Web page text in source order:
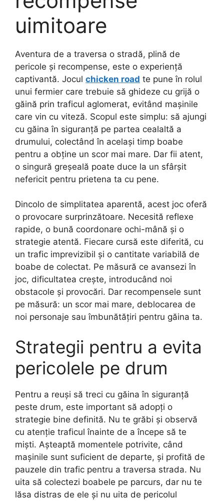
uimitoare
Aventura de a traversa o stradă, plină de
pericole și recompense, este o experiență
captivantă. Jocul chicken road te pune în rolul
unui fermier care trebuie să ghideze cu grijă o
găină prin traficul aglomerat, evitând mașinile
care vin cu viteză. Scopul este simplu: să ajungi
cu găina în siguranță pe partea cealaltă a
drumului, colectând în același timp boabe
pentru a obține un scor mai mare. Dar fii atent,
o singură greșeală poate duce la un sfârșit
nefericit pentru prietena ta cu pene.
Dincolo de simplitatea aparentă, acest joc oferă
o provocare surprinzătoare. Necesită reflexe
rapide, o bună coordonare ochi-mână și o
strategie atentă. Fiecare cursă este diferită, cu
un trafic imprevizibil și o cantitate variabilă de
boabe de colectat. Pe măsură ce avansezi în
joc, dificultatea crește, introducând noi
obstacole și provocări. Dar recompensele sunt
pe măsură: un scor mai mare, deblocarea de
noi personaje sau îmbunătățiri pentru găina ta.
Strategii pentru a evita
pericolele pe drum
Pentru a reuși să treci cu găina în siguranță
peste drum, este important să adopți o
strategie bine definită. Nu te grăbi și observă
cu atenție traficul înainte de a începe să te
miști. Așteaptă momentele potrivite, când
mașinile sunt suficient de departe, și profită de
pauzele din trafic pentru a traversa strada. Nu
uita să colectezi boabele pe parcurs, dar nu te
lăsa distras de ele și nu uita de pericolul